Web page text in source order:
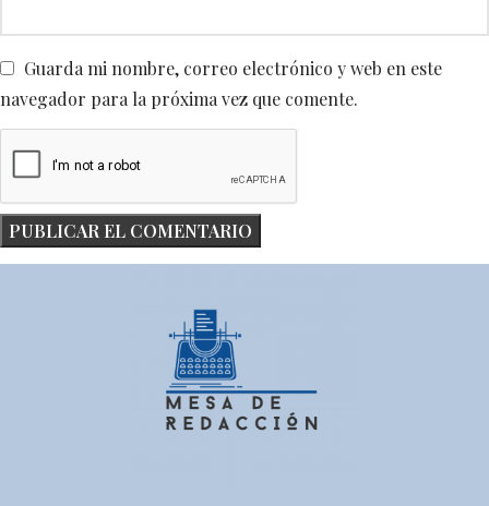
Guarda mi nombre, correo electrónico y web en este
navegador para la próxima vez que comente.